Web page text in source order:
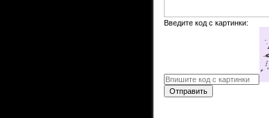
Введите код с картинки:
Отправить